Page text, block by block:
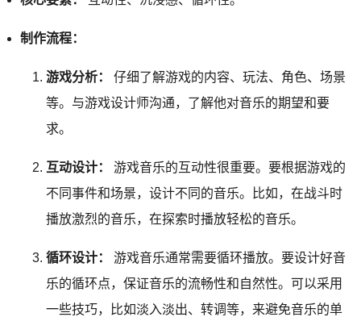
制作流程：
游戏分析：
仔细了解游戏的内容、玩法、角色、场景
等。与游戏设计师沟通，了解他对音乐的期望和要
求。
互动设计：
游戏音乐的互动性很重要。要根据游戏的
不同事件和场景，设计不同的音乐。比如，在战斗时
播放激烈的音乐，在探索时播放轻松的音乐。
循环设计：
游戏音乐通常需要循环播放。要设计好音
乐的循环点，保证音乐的流畅性和自然性。可以采用
一些技巧，比如淡入淡出、转调等，来避免音乐的单